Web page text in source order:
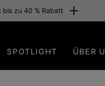
bis zu 40 % Rabatt
SPOTLIGHT ÜBER